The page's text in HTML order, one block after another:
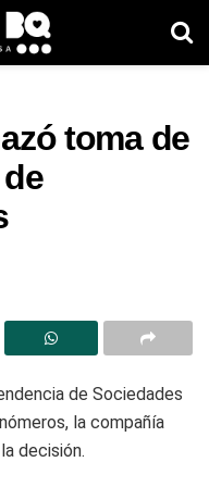
toma de
de Sociedades
la compañía
decisión.